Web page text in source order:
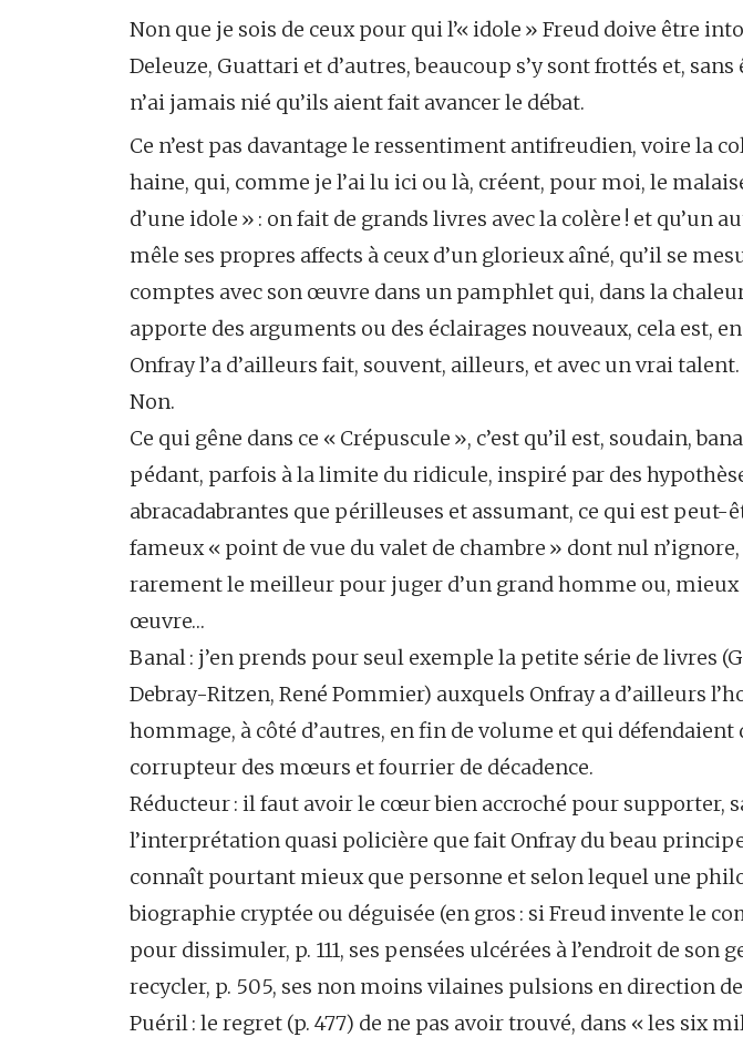
Non que je sois de ceux pour qui l’« idole » Freud doive être
Deleuze, Guattari et d’autres, beaucoup s’y sont frottés et, sans
n’ai jamais nié qu’ils aient fait avancer le débat.
Ce n’est pas davantage le ressentiment antifreudien, voire la
haine, qui, comme je l’ai lu ici ou là, créent, pour moi, le
d’une idole » : on fait de grands livres avec la colère ! et qu’un
mêle ses propres affects à ceux d’un glorieux aîné, qu’il se
comptes avec son œuvre dans un pamphlet qui, dans la
apporte des arguments ou des éclairages nouveaux, cela est,
Onfray l’a d’ailleurs fait, souvent, ailleurs, et avec un vrai talent.
Non.
Ce qui gêne dans ce « Crépuscule », c’est qu’il est, soudain,
pédant, parfois à la limite du ridicule, inspiré par des
abracadabrantes que périlleuses et assumant, ce qui est peut-
fameux « point de vue du valet de chambre » dont nul
rarement le meilleur pour juger d’un grand homme ou, mieux
œuvre…
Banal : j’en prends pour seul exemple la petite série de livres
Debray-Ritzen, René Pommier) auxquels Onfray a d’ailleurs
hommage, à côté d’autres, en fin de volume et qui défendaient
corrupteur des mœurs et fourrier de décadence.
Réducteur : il faut avoir le cœur bien accroché pour supporter,
l’interprétation quasi policière que fait Onfray du beau
connaît pourtant mieux que personne et selon lequel une
biographie cryptée ou déguisée (en gros : si Freud invente le
pour dissimuler, p. 111, ses pensées ulcérées à l’endroit de son
recycler, p. 505, ses non moins vilaines pulsions en direction
Puéril : le regret (p. 477) de ne pas avoir trouvé, dans « les six